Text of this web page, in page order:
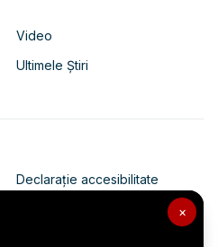
×
Video
Ultimele Știri
Declarație accesibilitate
Politica de confidențialitate